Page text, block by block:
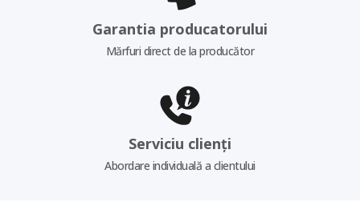
Garantia producatorului
Mărfuri direct de la producător
Serviciu clienți
Abordare individuală a clientului